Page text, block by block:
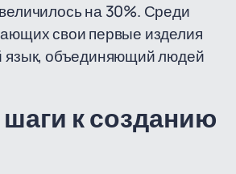
на 30%. Среди
свои первые изделия
язык, объединяющий людей
к созданию